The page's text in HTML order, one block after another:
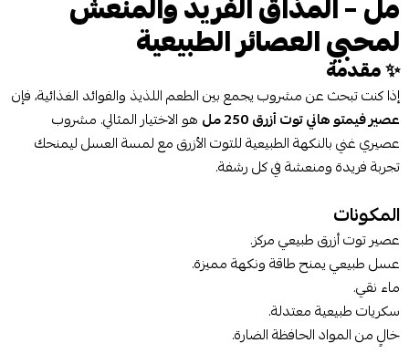
لمحبي العصائر الطبيعية
✨مقدمة
إذا كنت تبحث عن مشروب يجمع بين الطعم اللذيذ والفوائد الغذائية، فإن
عصير فيمتو هاني توت أزرق 250 مل
هو الاختيار المثالي. مشروب
عصيري غني بالنكهة الطبيعية للتوت الأزرق مع لمسة العسل ليمنحك
تجربة فريدة ومنعشة في كل رشفة.
المكونات
عصير توت أزرق طبيعي مركز.
عسل طبيعي يمنح طاقة ونكهة مميزة.
ماء نقي.
سكريات طبيعية معتدلة.
خالٍ من المواد الحافظة الضارة.